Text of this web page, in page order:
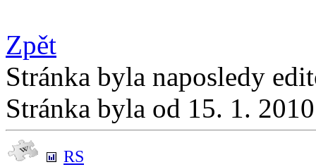
Zpět
Stránka byla naposledy
Stránka byla od 15. 1.
RS